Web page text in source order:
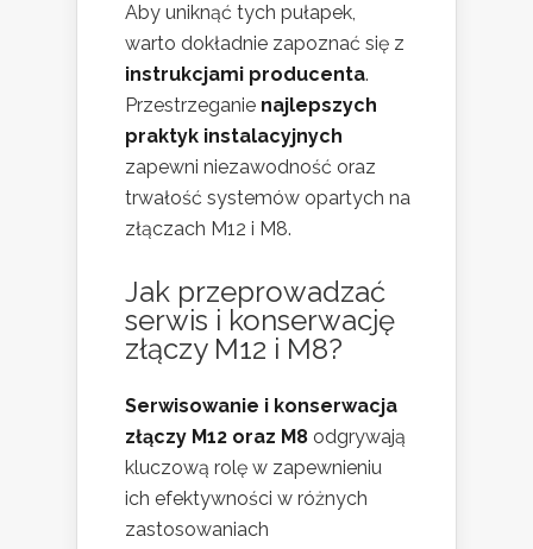
Aby uniknąć tych pułapek,
warto dokładnie zapoznać się z
instrukcjami producenta.
Przestrzeganie najlepszych
praktyk instalacyjnych
zapewni niezawodność oraz
trwałość systemów opartych na
złączach M12 i M8.
Jak przeprowadzać
serwis i konserwację
złączy M12 i M8?
Serwisowanie i konserwacja
złączy M12 oraz M8 odgrywają
kluczową rolę w zapewnieniu
ich efektywności w różnych
zastosowaniach